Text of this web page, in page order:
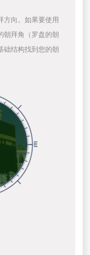
方向。如果要使用
朝拜角（罗盘的朝
础结构找到您的朝